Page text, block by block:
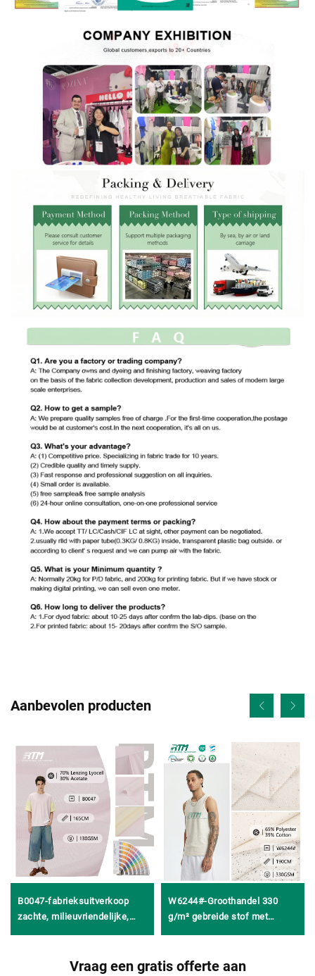
Aanbevolen producten
B0047-fabrieksuitverkoop
zachte, milieuvriendelijke,
lyocell en 30% acetaat,
W6244#-Groothandel 330
g/m² gebreide stof met
polyester en 35% katoen,
Vraag een gratis offerte aan